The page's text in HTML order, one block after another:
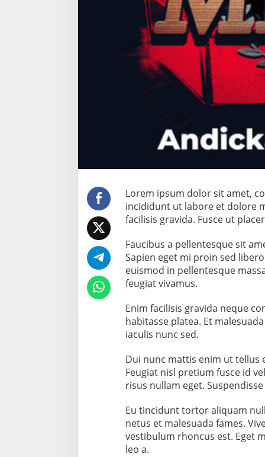
Lorem ipsum dolor sit amet,
incididunt ut labore et dolore
facilisis gravida. Fusce ut
Faucibus a pellentesque sit
Sapien eget mi proin sed
euismod in pellentesque
feugiat vivamus.
Enim facilisis gravida neque
habitasse platea. Et
iaculis nunc sed.
Dui nunc mattis enim ut tellus
Feugiat nisl pretium fusce id
risus nullam eget.
Eu tincidunt tortor aliquam
netus et malesuada fames.
vestibulum rhoncus est. Eget
leo a.